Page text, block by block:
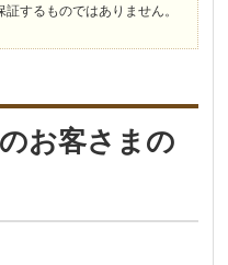
するものではありません。
お客さまの